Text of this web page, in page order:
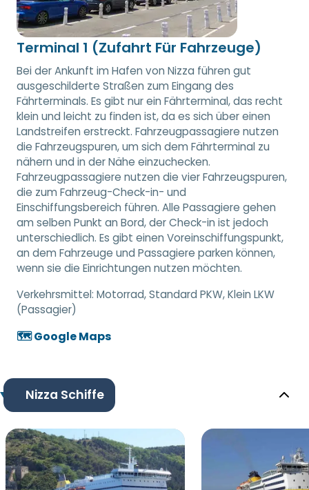
Terminal 1 (Zufahrt Für Fahrzeuge)
Bei der Ankunft im Hafen von Nizza führen gut
ausgeschilderte Straßen zum Eingang des
Fährterminals. Es gibt nur ein Fährterminal, das recht
klein und leicht zu finden ist, da es sich über einen
Landstreifen erstreckt. Fahrzeugpassagiere nutzen
die Fahrzeugspuren, um sich dem Fährterminal zu
nähern und in der Nähe einzuchecken.
Fahrzeugpassagiere nutzen die vier Fahrzeugspuren,
die zum Fahrzeug-Check-in- und
Einschiffungsbereich führen. Alle Passagiere gehen
am selben Punkt an Bord, der Check-in ist jedoch
unterschiedlich. Es gibt einen Voreinschiffungspunkt,
an dem Fahrzeuge und Passagiere parken können,
wenn sie die Einrichtungen nutzen möchten.
Verkehrsmittel: Motorrad, Standard PKW, Klein LKW
(Passagier)
🗺️ Google Maps
Nizza Schiffe